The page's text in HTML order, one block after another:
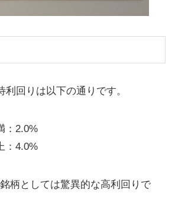
利回りは以下の通りです。
：2.0%
：4.0%
柄としては驚異的な高利回りで